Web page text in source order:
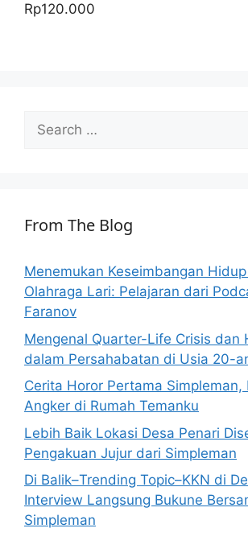
Rp120.000
Search
for:
From The Blog
Menemukan Keseimbangan
Olahraga Lari: Pelajaran dari
Faranov
Mengenal Quarter-Life Crisis dan
dalam Persahabatan di Usia 20-
Cerita Horor Pertama Simpleman,
Angker di Rumah Temanku
Lebih Baik Lokasi Desa Penari
Pengakuan Jujur dari Simpleman
Di Balik–Trending Topic–KKN di
Interview Langsung Bukune
Simpleman